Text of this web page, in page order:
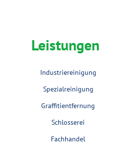
Leistungen
Industriereinigung
Spezialreinigung
Graffitientfernung
Schlosserei
Fachhandel